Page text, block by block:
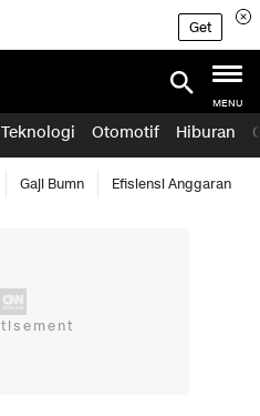
Get
MENU
Teknologi Otomotif Hiburan
Gaji Bumn Efisiensi Anggaran